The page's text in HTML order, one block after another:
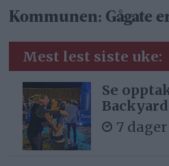
Kommunen: Gågate
Mest lest siste uke:
Se
7